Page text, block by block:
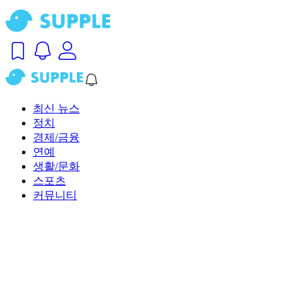
최신 뉴스
정치
경제/금융
연예
생활/문화
스포츠
커뮤니티